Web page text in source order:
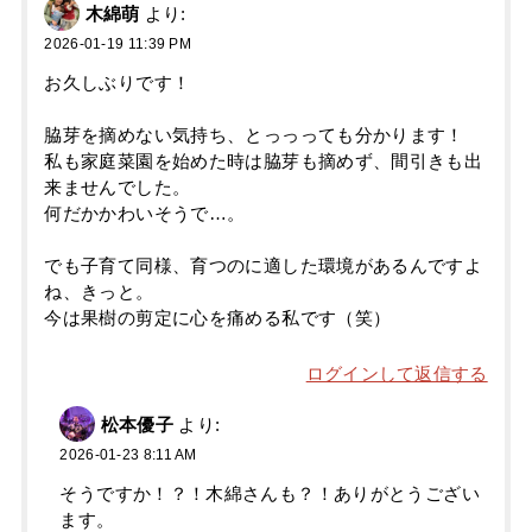
木綿萌 より:
2026-01-19 11:39 PM
お久しぶりです！
脇芽を摘めない気持ち、とっっっても分かります！
私も家庭菜園を始めた時は脇芽も摘めず、間引きも出
来ませんでした。
何だかかわいそうで…。
でも子育て同様、育つのに適した環境があるんですよ
ね、きっと。
今は果樹の剪定に心を痛める私です（笑）
ログインして返信する
松本優子 より:
2026-01-23 8:11 AM
そうですか！？！木綿さんも？！ありがとうござい
ます。